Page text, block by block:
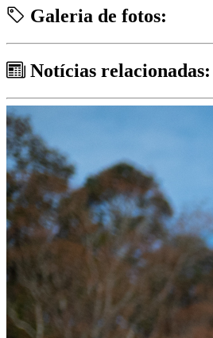
Galeria de fotos:
Notícias relacionadas: